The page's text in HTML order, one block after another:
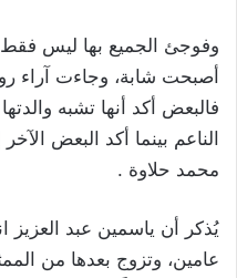
وفوجئ الجميع بها ليس فقط
أصبحت شابة، وجاءت آراء
فالبعض أكد أنها تشبه
الناعم بينما أكد البعض
محمد حلاوة .
يُذكر أن ياسمين عبد
عامين، وتزوج بعدها من